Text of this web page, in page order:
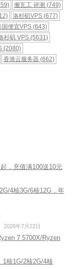
搬瓦工 评测 (749)
洛杉矶VPS(677)
国便宜VPS(643)
杉矶 VPS (5631)
(2080)
香港云服务器 (662)
，充值满100送10元
4核3G/6核12G，年
2026年7月22日
7 5700X/Ryzen
核1G/2核2G/4核